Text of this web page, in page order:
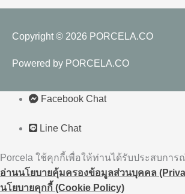
Copyright © 2026 PORCELA.CO
Powered by PORCELA.CO
Facebook Chat
Line Chat
Porcela ใช้คุกกี้เพื่อให้ท่านได้รับประสบกา
อ่านนโยบายคุ้มครองข้อมูลส่วนบุคคล
นโยบายคุกกี้ (Cookie Policy)